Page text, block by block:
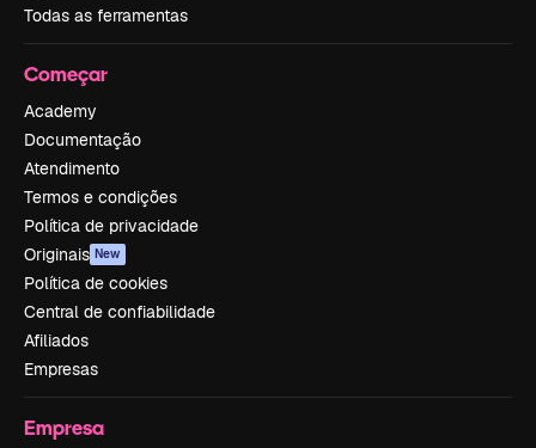
Todas as ferramentas
Começar
Academy
Documentação
Atendimento
Termos e condições
Política de privacidade
Originais New
Política de cookies
Central de confiabilidade
Afiliados
Empresas
Empresa